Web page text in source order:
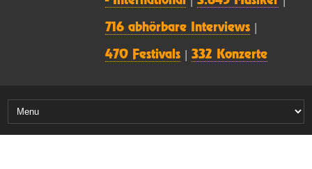
716 abhörbare Interviews
470 Festivals |332 Konzerte